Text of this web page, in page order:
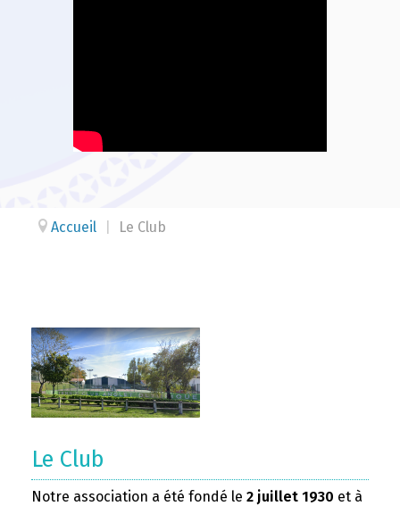
Accueil Le Club
Le Club
Notre association a été fondé le 2 juillet 1930 et à